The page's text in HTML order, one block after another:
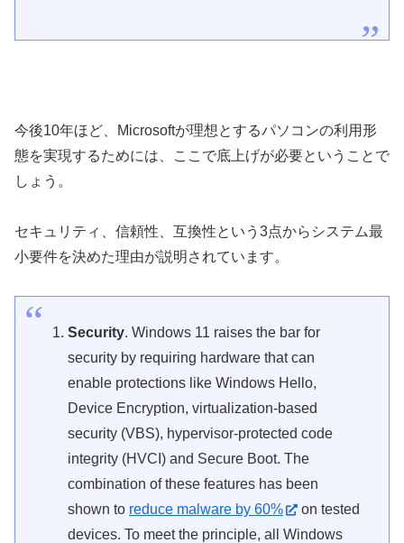
今後10年ほど、Microsoftが理想とするパソコンの利用形
態を実現するためには、ここで底上げが必要ということで
しょう。
セキュリティ、信頼性、互換性という3点からシステム最
小要件を決めた理由が説明されています。
Security. Windows 11 raises the bar for
security by requiring hardware that can
enable protections like Windows Hello,
Device Encryption, virtualization-based
security (VBS), hypervisor-protected code
integrity (HVCI) and Secure Boot. The
combination of these features has been
shown to reduce malware by 60%
on tested
devices. To meet the principle, all Windows